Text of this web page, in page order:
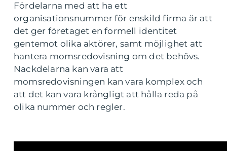
Fördelarna med att ha ett
organisationsnummer för enskild firma är att
det ger företaget en formell identitet
gentemot olika aktörer, samt möjlighet att
hantera momsredovisning om det behövs.
Nackdelarna kan vara att
momsredovisningen kan vara komplex och
att det kan vara krångligt att hålla reda på
olika nummer och regler.